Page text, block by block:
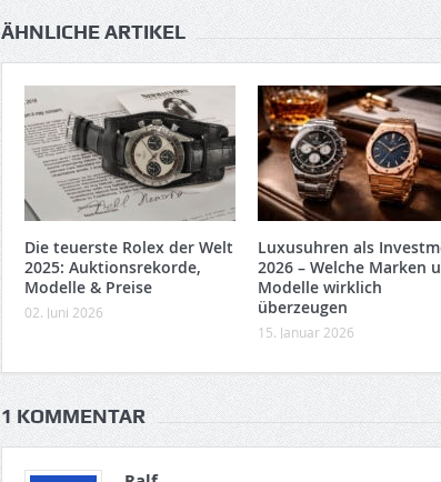
ÄHNLICHE ARTIKEL
Die teuerste Rolex der Welt
2025: Auktionsrekorde,
Modelle & Preise
02. Juni 2026
Luxusuhren als
2026 – Welche Marken
Modelle wirklich
überzeugen
15. Januar 2026
1 KOMMENTAR